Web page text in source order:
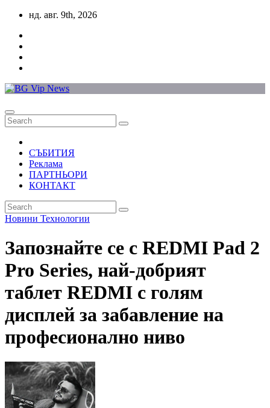
Skip
content
нд. авг. 9th, 2026
СЪБИТИЯ
Реклама
ПАРТНЬОРИ
КОНТАКТ
Новини Технологии
Запознайте се с REDMI Pad 2
Pro Series, най-добрият
таблет REDMI с голям
дисплей за забавление на
професионално ниво